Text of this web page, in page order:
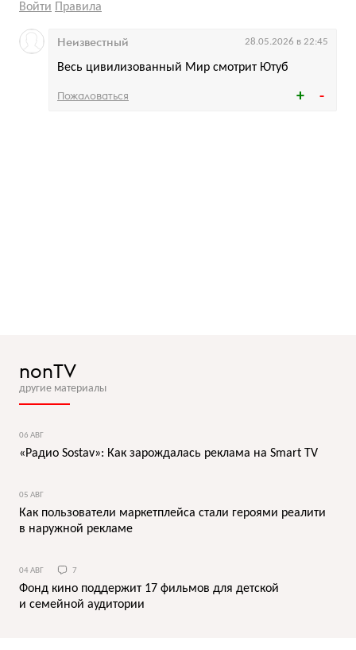
Войти Правила
Весь цивилизованный Мир смотрит Ютуб
Неизвестный 28.05.2026 в 22:45
Пожаловаться
nonTV
другие материалы
06 АВГ
«Радио Sostav»: Как зарождалась реклама на Smart TV
05 АВГ
Как пользователи маркетплейса стали героями реалити
в наружной рекламе
04 АВГ 7
Фонд кино поддержит 17 фильмов для детской
и семейной аудитории